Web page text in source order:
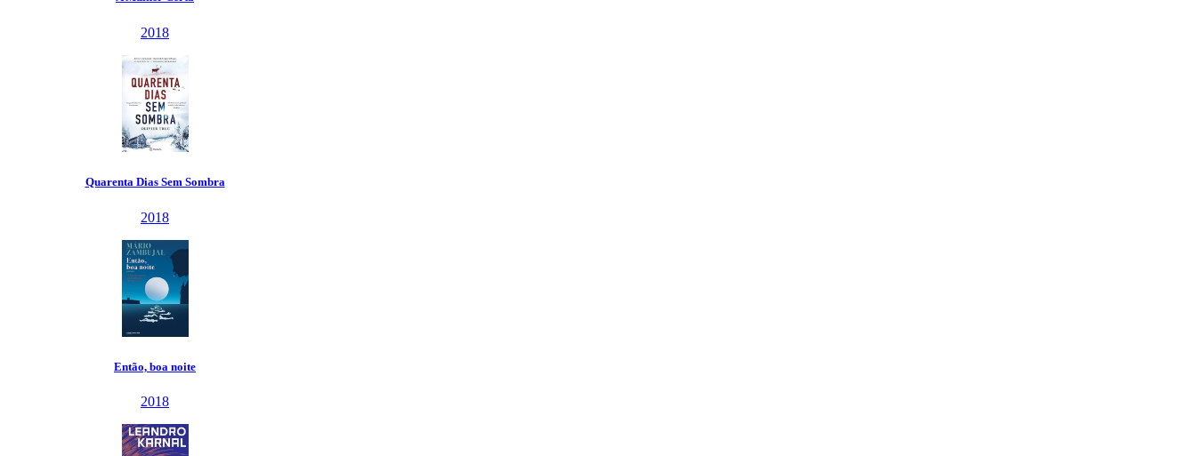
Quarenta Dias Sem Sombra
Então, boa noite